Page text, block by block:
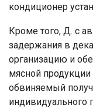
кондиционер
Кроме того, Д. с
задержания в
организацию и
мясной
обвиняемый
индивидуального